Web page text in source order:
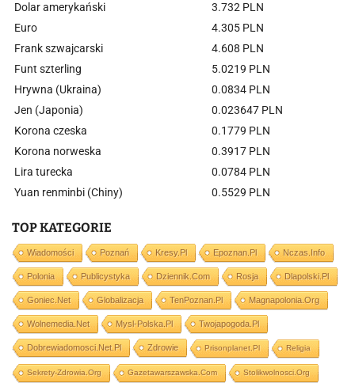
Dolar amerykański
3.732 PLN
Euro
4.305 PLN
Frank szwajcarski
4.608 PLN
Funt szterling
5.0219 PLN
Hrywna (Ukraina)
0.0834 PLN
Jen (Japonia)
0.023647 PLN
Korona czeska
0.1779 PLN
Korona norweska
0.3917 PLN
Lira turecka
0.0784 PLN
Yuan renminbi (Chiny)
0.5529 PLN
TOP KATEGORIE
Wiadomości Poznań Kresy.pl Epoznan.pl Nczas.info
Polonia Publicystyka Dziennik.com Rosja Dlapolski.pl
Goniec.net Globalizacja TenPoznan.pl Magnapolonia.org
Wolnemedia.net Mysl-Polska.pl Twojapogoda.pl
Dobrewiadomosci.net.pl Zdrowie Prisonplanet.pl Religia
Sekrety-Zdrowia.org Gazetawarszawska.com Stolikwolnosci.org